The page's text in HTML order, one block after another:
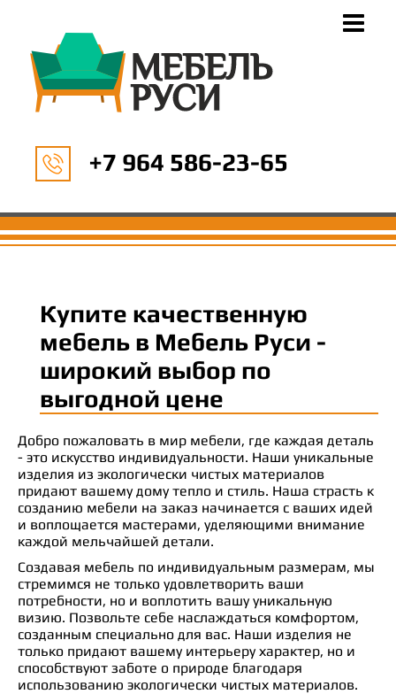
+7 964 586-23-65
Купите качественную
мебель в Мебель Руси -
широкий выбор по
выгодной цене
Добро пожаловать в мир мебели, где каждая деталь
- это искусство индивидуальности. Наши уникальные
изделия из экологически чистых материалов
придают вашему дому тепло и стиль. Наша страсть к
созданию мебели на заказ начинается с ваших идей
и воплощается мастерами, уделяющими внимание
каждой мельчайшей детали.
Создавая мебель по индивидуальным размерам, мы
стремимся не только удовлетворить ваши
потребности, но и воплотить вашу уникальную
визию. Позвольте себе наслаждаться комфортом,
созданным специально для вас. Наши изделия не
только придают вашему интерьеру характер, но и
способствуют заботе о природе благодаря
использованию экологически чистых материалов.